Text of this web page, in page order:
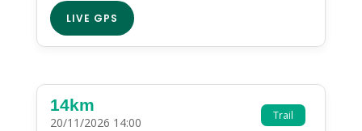
LIVE GPS
Trail
14km
20/11/2026 14:00